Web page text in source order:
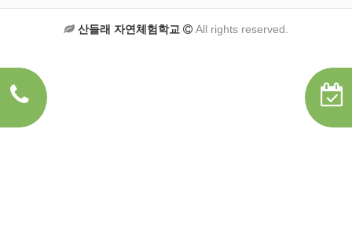
산들래 자연체험학교 All rights reserved.